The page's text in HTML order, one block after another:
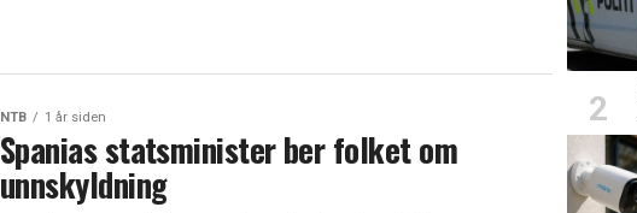
NTB 1 år siden
Spanias statsminister ber folket om
unnskyldning